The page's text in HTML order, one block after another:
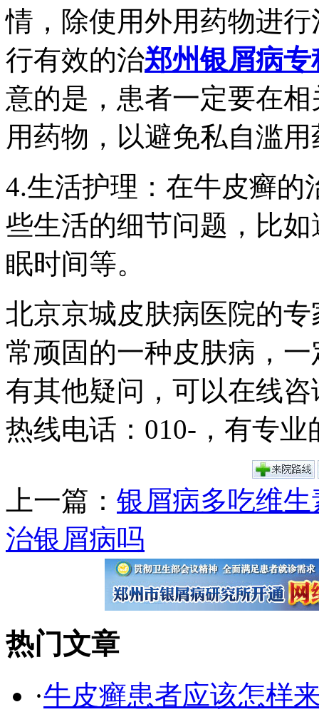
情，除使用外用药物进
行有效的治郑州银屑病专
意的是，患者一定要在
用药物，以避免私自滥
4.生活护理：在牛皮癣的
些生活的细节问题，比
眠时间等。
北京京城皮肤病医院的
常顽固的一种皮肤病，
有其他疑问，可以在线
热线电话：010-，有专
上一篇： 银屑病多吃维生
治银屑病吗
热门文章
·牛皮癣患者应该怎样